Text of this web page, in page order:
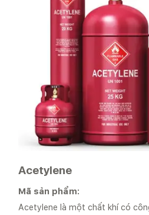
Acetylene
Mã sản phẩm:
Acetylene là một chất khí có